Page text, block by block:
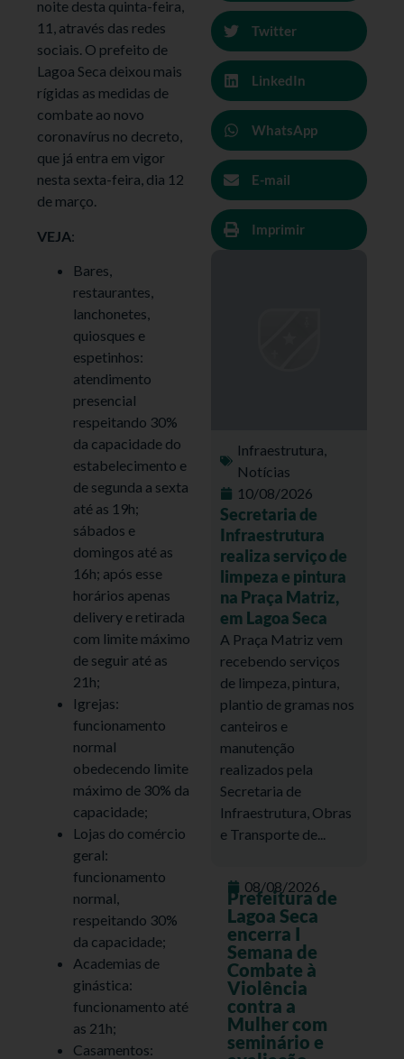
noite desta quinta-feira,
11, através das redes
sociais. O prefeito de
Lagoa Seca deixou mais
rígidas as medidas de
combate ao novo
coronavírus no decreto,
que já entra em vigor
nesta sexta-feira, dia 12
de março.
VEJA:
Bares,
restaurantes,
lanchonetes,
quiosques e
espetinhos:
atendimento
presencial
respeitando 30%
da capacidade do
estabelecimento e
de segunda a sexta
até as 19h;
sábados e
domingos até as
16h; após esse
horários apenas
delivery e retirada
com limite máximo
de seguir até as
21h;
Igrejas:
funcionamento
normal
obedecendo limite
máximo de 30% da
capacidade;
Lojas do comércio
geral:
funcionamento
normal,
respeitando 30%
da capacidade;
Academias de
ginástica:
funcionamento até
as 21h;
Casamentos:
Twitter
LinkedIn
WhatsApp
E-mail
Imprimir
Infraestrutura,
Notícias
10/08/2026
Secretaria de
Infraestrutura
realiza serviço de
limpeza e pintura
na Praça Matriz,
em Lagoa Seca
A Praça Matriz vem
recebendo serviços
de limpeza, pintura,
plantio de gramas nos
canteiros e
manutenção
realizados pela
Secretaria de
Infraestrutura, Obras
e Transporte de...
08/08/2026
Prefeitura de
Lagoa Seca
encerra I
Semana de
Combate à
Violência
contra a
Mulher com
seminário e